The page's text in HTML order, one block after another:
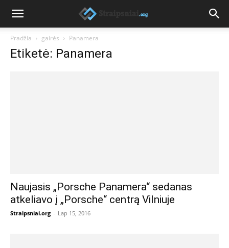
Pradžia gairės Panamera
Etiketė: Panamera
Naujasis „Porsche Panamera“ sedanas
atkeliavo į „Porsche“ centrą Vilniuje
Straipsniai.org - Lap 15, 2016